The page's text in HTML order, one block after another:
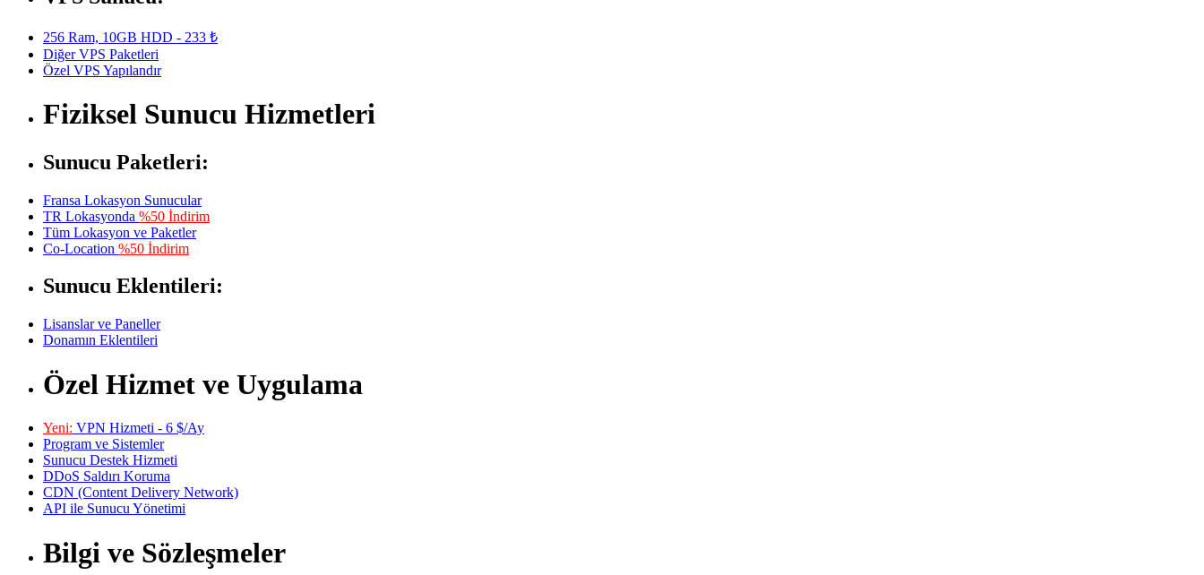
256 Ram, 10GB HDD - 233 ₺
Diğer VPS Paketleri
Özel VPS Yapılandır
Fiziksel Sunucu Hizmetleri
Sunucu Paketleri:
Fransa Lokasyon Sunucular
TR Lokasyonda %50 İndirim
Tüm Lokasyon ve Paketler
Co-Location %50 İndirim
Sunucu Eklentileri:
Lisanslar ve Paneller
Donamın Eklentileri
Özel Hizmet ve Uygulama
Yeni: VPN Hizmeti - 6 $/Ay
Program ve Sistemler
Sunucu Destek Hizmeti
DDoS Saldırı Koruma
CDN (Content Delivery Network)
API ile Sunucu Yönetimi
Bilgi ve Sözleşmeler